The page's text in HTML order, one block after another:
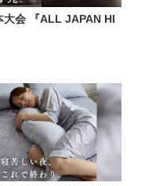
大会 『ALL JAPAN HI